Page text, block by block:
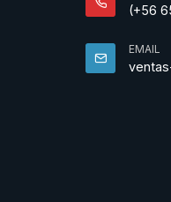
(+56
EMAIL